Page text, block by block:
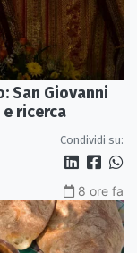
San Giovanni
ricerca
Condividi su:
8 ore fa